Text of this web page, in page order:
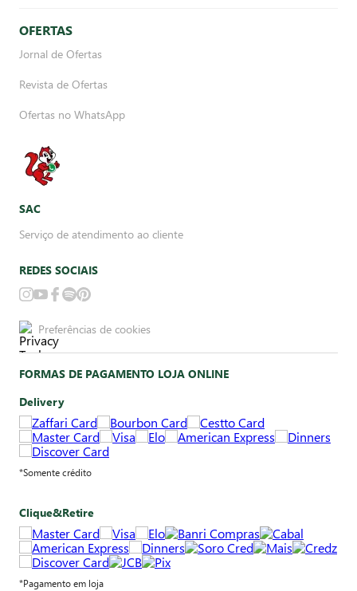
OFERTAS
Jornal de Ofertas
Revista de Ofertas
Ofertas no WhatsApp
SAC
Serviço de atendimento ao cliente
REDES SOCIAIS
Preferências de cookies
FORMAS DE PAGAMENTO LOJA ONLINE
Delivery
*Somente crédito
Clique&Retire
*Pagamento em loja